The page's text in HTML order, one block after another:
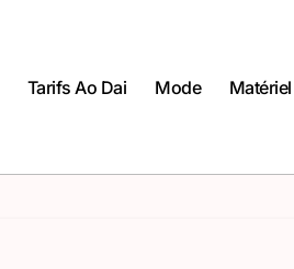
Tarifs Ao Dai Mode Matériel